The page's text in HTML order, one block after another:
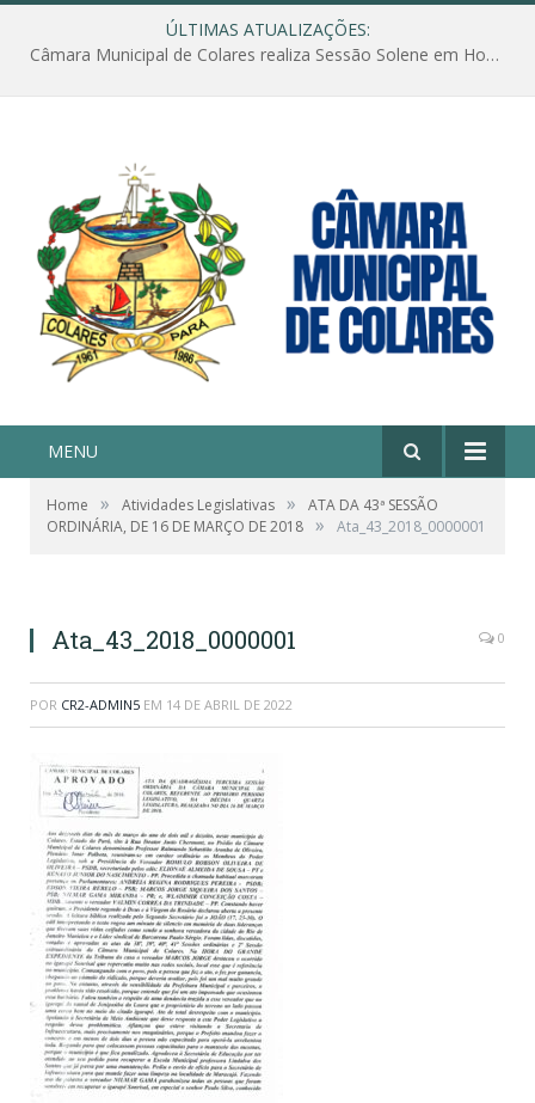
ÚLTIMAS ATUALIZAÇÕES:
Câmara Municipal de Colares realiza Sessão Solene em Homenagem ao Dia das Mães
MENU
Home » Atividades Legislativas »
ATA DA 43ª SESSÃO
ORDINÁRIA, DE 16 DE MARÇO DE 2018 » Ata_43_2018_0000001
Ata_43_2018_0000001 0
POR CR2-ADMIN5 EM 14 DE ABRIL DE 2022